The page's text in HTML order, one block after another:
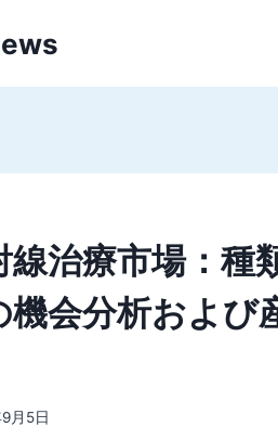
線治療市場：種
機会分析およ
月5日